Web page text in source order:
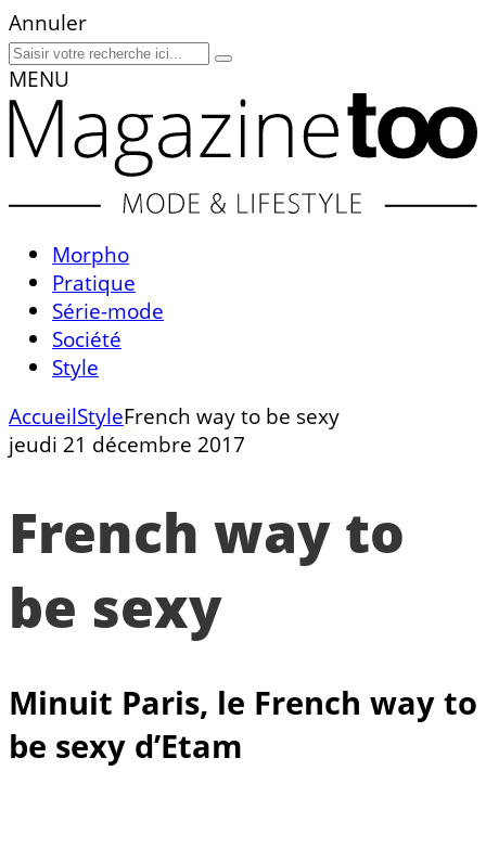
Annuler
MENU
Morpho
Pratique
Série-mode
Société
Style
AccueilStyleFrench way to be sexy
jeudi 21 décembre 2017
French way to
be sexy
Minuit Paris, le French way to
be sexy d’Etam